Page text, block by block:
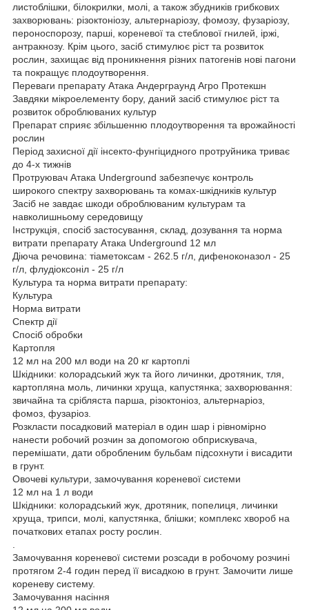
листоблішки, білокрилки, молі, а також збудників грибкових
захворювань: різоктоніозу, альтернаріозу, фомозу, фузаріозу,
пероноспорозу, парші, кореневої та стеблової гнилей, іржі,
антракнозу. Крім цього, засіб стимулює ріст та розвиток
рослин, захищає від проникнення різних патогенів нові пагони
та покращує плодоутворення.
Переваги препарату Атака Андерграунд Агро Протекшн
Завдяки мікроелементу бору, даний засіб стимулює ріст та
розвиток оброблюваних культур
Препарат сприяє збільшенню плодоутворення та врожайності
рослин
Період захисної дії інсекто-фунгіцидного протруйника триває
до 4-х тижнів
Протруювач Атака Underground забезпечує контроль
широкого спектру захворювань та комах-шкідників культур
Засіб не завдає шкоди оброблюваним культурам та
навколишньому середовищу
Інструкція, спосіб застосування, склад, дозування та норма
витрати препарату Атака Underground 12 мл
Діюча речовина: тіаметоксам - 262.5 г/л, дифеноконазол - 25
г/л, флудіоксоніл - 25 г/л
Культура та норма витрати препарату:
Культура
Норма витрати
Спектр дії
Спосіб обробки
Картопля
12 мл на 200 мл води на 20 кг картоплі
Шкідники: колорадський жук та його личинки, дротяник, тля,
картопляна моль, личинки хруща, капустянка; захворювання:
звичайна та срібляста парша, різоктоніоз, альтернаріоз,
фомоз, фузаріоз.
Розкласти посадковий матеріал в один шар і рівномірно
нанести робочий розчин за допомогою обприскувача,
перемішати, дати обробленим бульбам підсохнути і висадити
в грунт.
Овочеві культури, замочування кореневої системи
12 мл на 1 л води
Шкідники: колорадський жук, дротяник, попелиця, личинки
хруща, трипси, молі, капустянка, блішки; комплекс хвороб на
початкових етапах росту рослин.
Замочування кореневої системи розсади в робочому розчині
протягом 2-4 годин перед її висадкою в грунт. Замочити лише
кореневу систему.
Замочування насіння